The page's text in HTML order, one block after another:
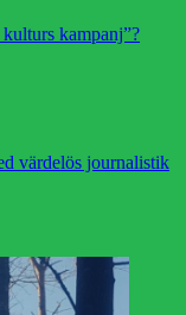
kampanj”?
värdelös journalistik